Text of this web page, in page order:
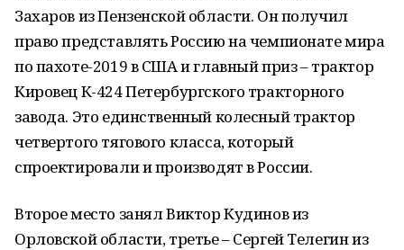
Захаров из Пензенской области. Он получил
право представлять Россию на чемпионате мира
по пахоте-2019 в США и главный приз – трактор
Кировец К-424 Петербургского тракторного
завода. Это единственный колесный трактор
четвертого тягового класса, который
спроектировали и производят в России.
Второе место занял Виктор Кудинов из
Орловской области, третье – Сергей Телегин из